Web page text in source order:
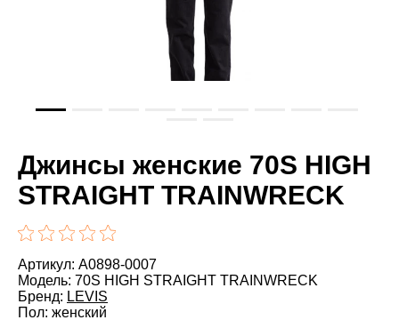
Джинсы женские 70S HIGH
STRAIGHT TRAINWRECK
Артикул: A0898-0007
Модель: 70S HIGH STRAIGHT TRAINWRECK
Бренд: LEVIS
Пол: женский